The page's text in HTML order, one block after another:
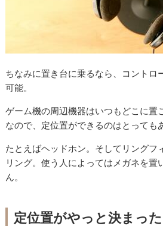
ちなみに置き台に乗るなら、コントロ
可能。
ゲーム機の周辺機器はいつもどこに置
なので、定位置ができるのはとっても
たとえばヘッドホン。そしてリングフ
リング。使う人によってはメガネを置
ん。
定位置がやっと決まった